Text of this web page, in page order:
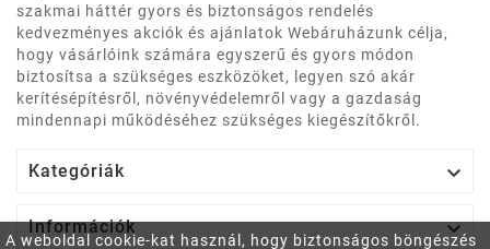
A weboldal cookie-kat használ, hogy biztonságos böngészés
szakmai háttér gyors és biztonságos rendelés
kedvezményes akciók és ajánlatok Webáruházunk célja,
hogy vásárlóink számára egyszerű és gyors módon
biztosítsa a szükséges eszközöket, legyen szó akár
kerítésépítésről, növényvédelemről vagy a gazdaság
mindennapi működéséhez szükséges kiegészítőkről.
Kategóriák 
Információk 